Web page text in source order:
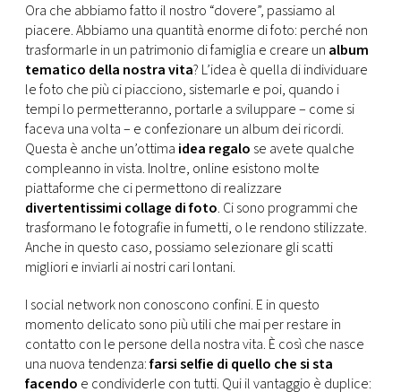
Ora che abbiamo fatto il nostro “dovere”, passiamo al
piacere. Abbiamo una quantità enorme di foto: perché non
trasformarle in un patrimonio di famiglia e creare un album
tematico della nostra vita? L’idea è quella di individuare
le foto che più ci piacciono, sistemarle e poi, quando i
tempi lo permetteranno, portarle a sviluppare – come si
faceva una volta – e confezionare un album dei ricordi.
Questa è anche un’ottima idea regalo se avete qualche
compleanno in vista. Inoltre, online esistono molte
piattaforme che ci permettono di realizzare
divertentissimi collage di foto. Ci sono programmi che
trasformano le fotografie in fumetti, o le rendono stilizzate.
Anche in questo caso, possiamo selezionare gli scatti
migliori e inviarli ai nostri cari lontani.
I social network non conoscono confini. E in questo
momento delicato sono più utili che mai per restare in
contatto con le persone della nostra vita. È così che nasce
una nuova tendenza:farsi selfie di quello che si sta
facendo e condividerle con tutti. Qui il vantaggio è duplice: